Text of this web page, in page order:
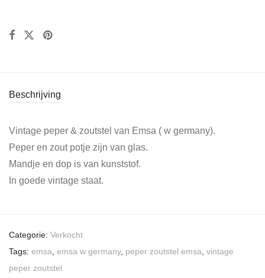
Beschrijving
Vintage peper & zoutstel van Emsa ( w germany).
Peper en zout potje zijn van glas.
Mandje en dop is van kunststof.
In goede vintage staat.
Categorie: Verkocht
Tags: emsa emsa w germany, peper zoutstel emsa vintage
peper zoutstel